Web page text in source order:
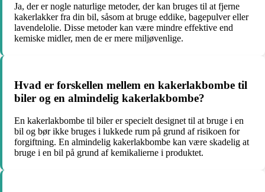
Ja, der er nogle naturlige metoder, der kan bruges til at fjerne
kakerlakker fra din bil, såsom at bruge eddike, bagepulver eller
lavendelolie. Disse metoder kan være mindre effektive end
kemiske midler, men de er mere miljøvenlige.
Hvad er forskellen mellem en kakerlakbombe til
biler og en almindelig kakerlakbombe?
En kakerlakbombe til biler er specielt designet til at bruge i en
bil og bør ikke bruges i lukkede rum på grund af risikoen for
forgiftning. En almindelig kakerlakbombe kan være skadelig at
bruge i en bil på grund af kemikalierne i produktet.